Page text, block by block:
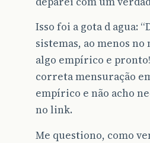
Isso foi a gota d agua:
sistemas, ao menos
algo empírico e
correta mensuração
empírico e não acho
no link.
Me questiono, como